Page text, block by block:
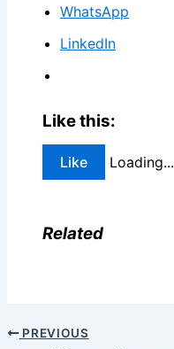
WhatsApp
LinkedIn
Like this:
Like Loading...
Related
PREVIOUS